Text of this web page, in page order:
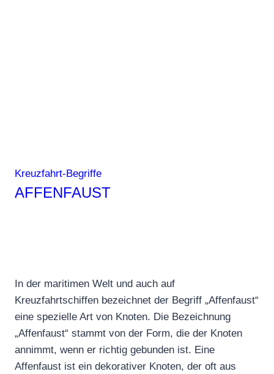
Kreuzfahrt-Begriffe
AFFENFAUST
In der maritimen Welt und auch auf
Kreuzfahrtschiffen bezeichnet der Begriff „Affenfaust“
eine spezielle Art von Knoten. Die Bezeichnung
„Affenfaust“ stammt von der Form, die der Knoten
annimmt, wenn er richtig gebunden ist. Eine
Affenfaust ist ein dekorativer Knoten, der oft aus